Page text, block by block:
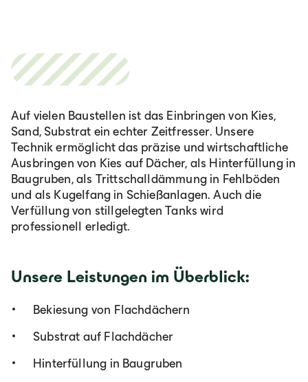
Auf vielen Baustellen ist das Einbringen von Kies,
Sand, Substrat ein echter Zeitfresser. Unsere
Technik ermöglicht das präzise und wirtschaftliche
Ausbringen von Kies auf Dächer, als Hinterfüllung in
Baugruben, als Trittschalldämmung in Fehlböden
und als Kugelfang in Schießanlagen. Auch die
Verfüllung von stillgelegten Tanks wird
professionell erledigt.
Unsere Leistungen im Überblick:
Bekiesung von Flachdächern
Substrat auf Flachdächer
Hinterfüllung in Baugruben
Lb. română